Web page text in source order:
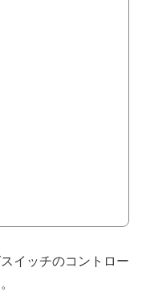
イッチのコントロー